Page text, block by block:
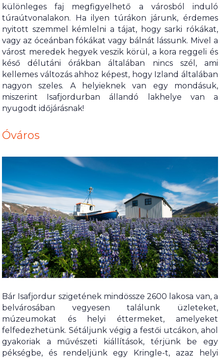
különleges faj megfigyelhető a városból induló
túraútvonalakon. Ha ilyen túrákon járunk, érdemes
nyitott szemmel kémlelni a tájat, hogy sarki rókákat,
vagy az óceánban fókákat vagy bálnát lássunk. Mivel a
várost meredek hegyek veszik körül, a kora reggeli és
késő délutáni órákban általában nincs szél, ami
kellemes változás ahhoz képest, hogy Izland általában
nagyon szeles. A helyieknek van egy mondásuk,
miszerint Isafjordurban állandó lakhelye van a
nyugodt időjárásnak!
Óváros
Bár Isafjordur szigetének mindössze 2600 lakosa van, a
belvárosában vegyesen találunk üzleteket,
múzeumokat és helyi éttermeket, amelyeket
felfedezhetünk. Sétáljunk végig a festői utcákon, ahol
gyakoriak a művészeti kiállítások, térjünk be egy
pékségbe, és rendeljünk egy Kringle-t, azaz helyi